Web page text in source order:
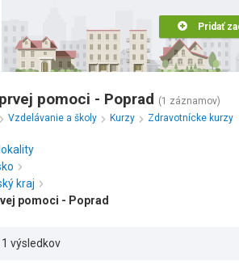
Pridať
pomoci - Poprad (1 záznamov)
Vzdelávanie a školy Kurzy Zdravotnícke kurzy
kraj
pomoci - Poprad
výsledkov